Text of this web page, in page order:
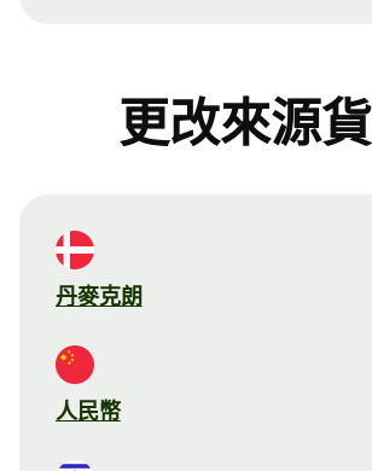
更改來源
丹麥克朗
人民幣